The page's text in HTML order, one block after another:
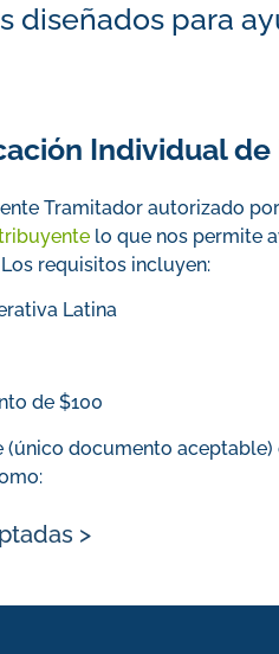
diseñados para
Individual de
Tramitador autorizado
lo que nos permite
requisitos incluyen:
Latina
de $100
(único documento
>